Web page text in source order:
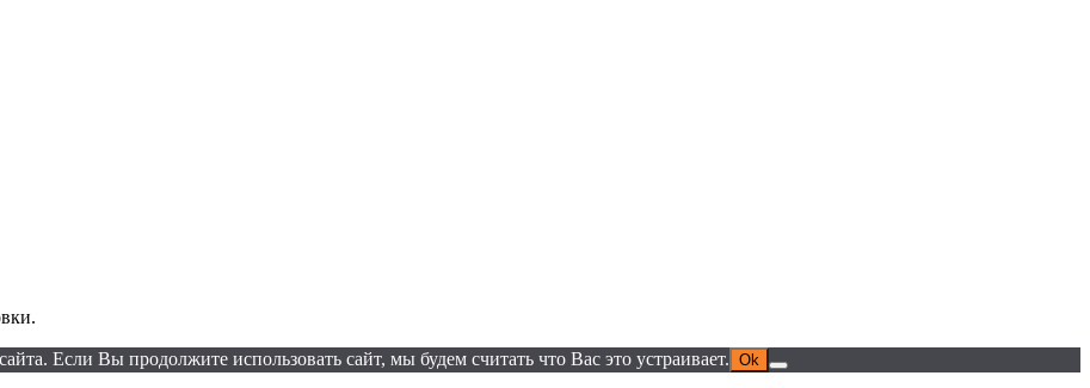
Если Вы продолжите использовать сайт, мы будем считать что Вас это устраивает. Ok